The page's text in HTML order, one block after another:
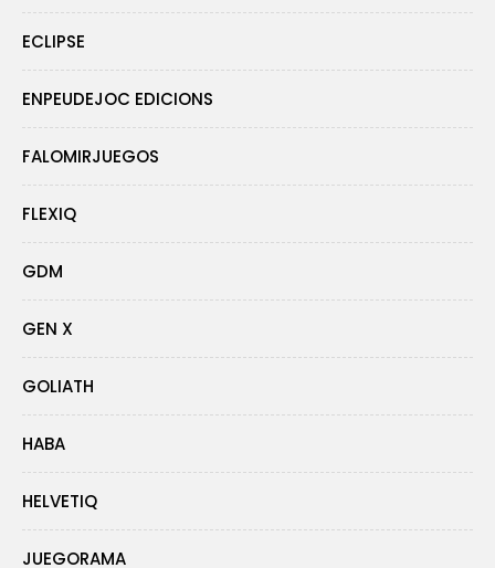
ECLIPSE
ENPEUDEJOC EDICIONS
FALOMIRJUEGOS
FLEXIQ
GDM
GEN X
GOLIATH
HABA
HELVETIQ
JUEGORAMA